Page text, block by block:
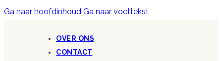
Ga naar hoofdinhoud Ga naar voettekst
OVER ONS
CONTACT